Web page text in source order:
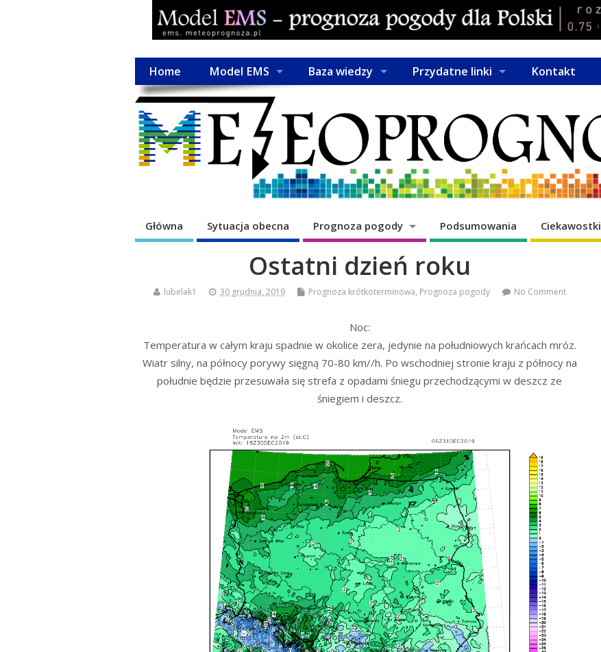
Home Model EMS Baza wiedzy Przydatne linki Kontakt
Główna Sytuacja obecna Prognoza pogody Podsumowania Ciekawostki
Ostatni dzień roku
lubelak1 30 grudnia, 2019 Prognoza krótkoterminowa, Prognoza pogody No Comment
Noc:
Temperatura w całym kraju spadnie w okolice zera, jedynie na południowych krańcach mróz.
Wiatr silny, na północy porywy sięgną 70-80 km//h. Po wschodniej stronie kraju z północy na
południe będzie przesuwała się strefa z opadami śniegu przechodzącymi w deszcz ze
śniegiem i deszcz.